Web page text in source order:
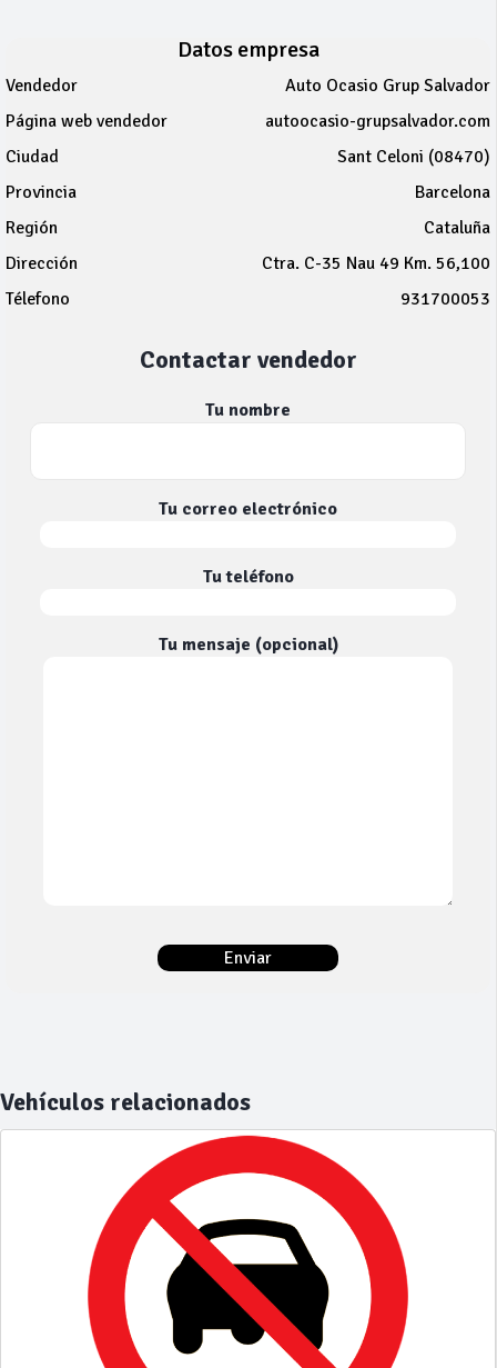
Datos empresa
Vendedor
Auto Ocasio Grup Salvador
Página web vendedor
autoocasio-grupsalvador.com
Ciudad
Sant Celoni (08470)
Provincia
Barcelona
Región
Cataluña
Dirección
Ctra. C-35 Nau 49 Km. 56,100
Télefono
931700053
Contactar vendedor
Tu nombre
Tu correo electrónico
Tu teléfono
Tu mensaje (opcional)
Vehículos relacionados